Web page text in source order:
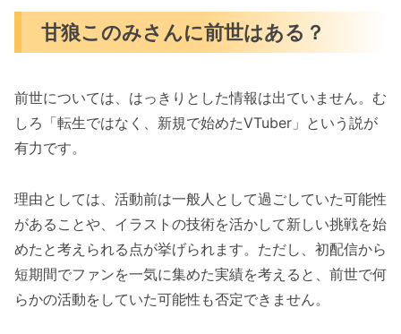
甘狼このみさんに前世はある？
前世については、はっきりとした情報は出ていません。む
しろ「転生ではなく、新規で始めたVTuber」という説が
有力です。
理由としては、活動前は一般人として過ごしていた可能性
があることや、イラストの技術を活かして新しい挑戦を始
めたと考えられる点が挙げられます。ただし、初配信から
短期間でファンを一気に集めた実績を考えると、前世で何
らかの活動をしていた可能性も否定できません。